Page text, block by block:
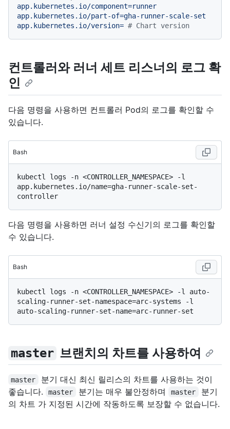
app.kubernetes.io/component=runner
app.kubernetes.io/part-of=gha-runner-scale-set
app.kubernetes.io/version= # Chart version
컨트롤러와 러너 세트 리스너의 로그 확
인
다음 명령을 사용하면 컨트롤러 Pod의 로그를 확인할 수
있습니다.
Bash
kubectl logs -n <CONTROLLER_NAMESPACE> -l
app.kubernetes.io/name=gha-runner-scale-set-
다음 명령을 사용하면 러너 설정 수신기의 로그를 확인할
수 있습니다.
Bash
kubectl logs -n <CONTROLLER_NAMESPACE> -l auto-
scaling-runner-set-namespace=arc-systems -l
master 브랜치의 차트를 사용하여
master
분기 대신 최신 릴리스의 차트를 사용하는 것이
좋습니다.
master 분기는 매우 불안정하며 master
분기
의 차트 가 지정된 시간에 작동하도록 보장할 수 없습니다.